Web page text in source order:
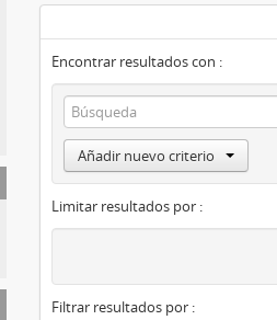
Encontrar resultados con :
Añadir nuevo criterio
Limitar resultados por :
Filtrar resultados por :